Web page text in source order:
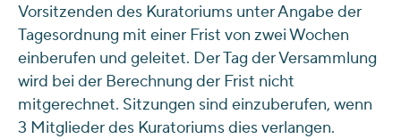
Vorsitzenden des Kuratoriums unter Angabe der
Tagesordnung mit einer Frist von zwei Wochen
einberufen und geleitet. Der Tag der Versammlung
wird bei der Berechnung der Frist nicht
mitgerechnet. Sitzungen sind einzuberufen, wenn
3 Mitglieder des Kuratoriums dies verlangen.